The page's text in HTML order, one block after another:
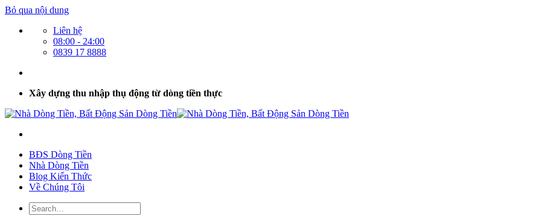
Bỏ qua nội dung
Liên hệ
08:00 - 24:00
0839 17 8888
Xây dựng thu nhập thụ động từ dòng tiền thực
BĐS Dòng Tiền
Nhà Dòng Tiền
Blog Kiến Thức
Về Chúng Tôi